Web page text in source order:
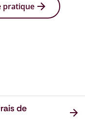
pratique
de